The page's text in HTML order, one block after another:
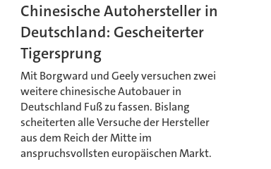
Chinesische Autohersteller in
Deutschland: Gescheiterter
Tigersprung
Mit Borgward und Geely versuchen zwei
weitere chinesische Autobauer in
Deutschland Fuß zu fassen. Bislang
scheiterten alle Versuche der Hersteller
aus dem Reich der Mitte im
anspruchsvollsten europäischen Markt.